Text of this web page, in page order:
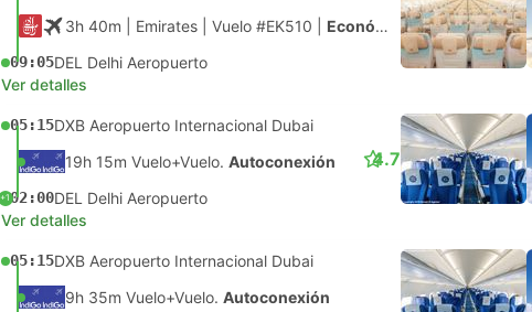
3h 40m | Emirates Vuelo #EK510 Económica
09:05DEL Delhi Aeropuerto
Ver detalles
05:15DXB Aeropuerto Internacional Dubai
19h 15m Vuelo+Vuelo. Autoconexión
+102:00DEL Delhi Aeropuerto
4.7
Ver detalles
05:15DXB Aeropuerto Internacional Dubai
9h 35m Vuelo+Vuelo. Autoconexión